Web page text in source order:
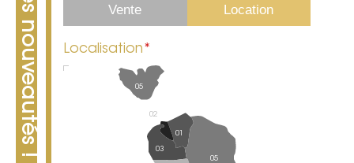
Vente Location
Localisation*
01
02
03
05
05